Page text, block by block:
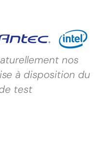
nos
à disposition du
test